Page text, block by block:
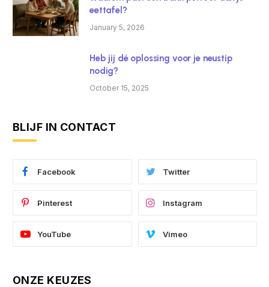
eettafel?
January 5, 2026
Heb jij dé oplossing voor je neustip
nodig?
October 15, 2025
BLIJF IN CONTACT
Facebook Twitter
Pinterest Instagram
YouTube Vimeo
ONZE KEUZES